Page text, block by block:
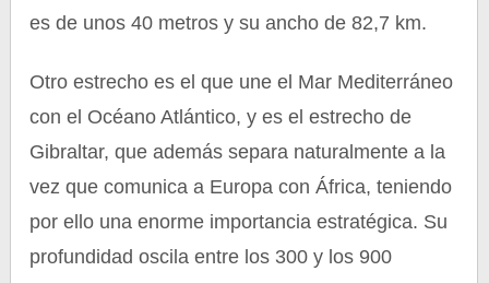
es de unos 40 metros y su ancho de 82,7 km.
Otro estrecho es el que une el Mar Mediterráneo
con el Océano Atlántico, y es el estrecho de
Gibraltar, que además separa naturalmente a la
vez que comunica a Europa con África, teniendo
por ello una enorme importancia estratégica. Su
profundidad oscila entre los 300 y los 900